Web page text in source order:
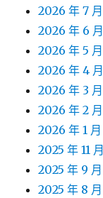
2026 年 7 月
2026 年 6 月
2026 年 5 月
2026 年 4 月
2026 年 3 月
2026 年 2 月
2026 年 1 月
2025 年 11 月
2025 年 9 月
2025 年 8 月